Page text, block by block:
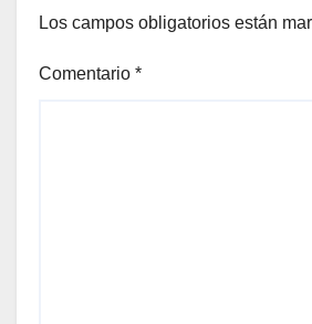
Los campos obligatorios están
Comentario *